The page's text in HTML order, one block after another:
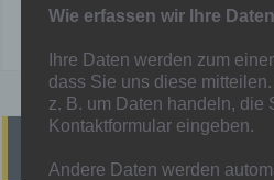
Wie erfassen wir Ihre
Ihre Daten werden zum
dass Sie uns diese
z. B. um Daten handeln, die
Kontaktformular eingeben.
Andere Daten werden